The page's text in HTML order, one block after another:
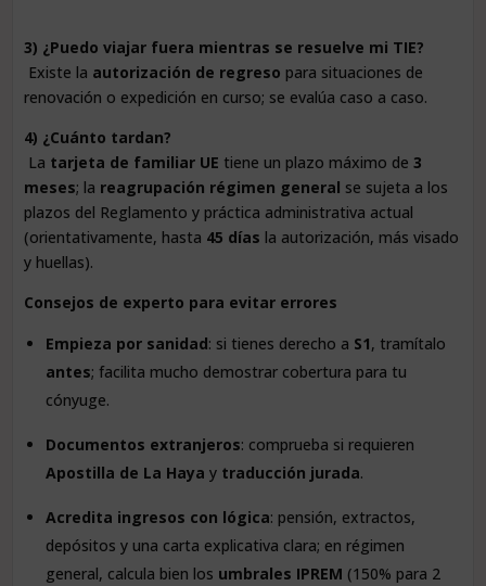
3) ¿Puedo viajar fuera mientras se resuelve mi TIE?
Existe la autorización de regreso para situaciones de
renovación o expedición en curso; se evalúa caso a caso.
4) ¿Cuánto tardan?
La tarjeta de familiar UE tiene un plazo máximo de3
meses; la reagrupación régimen general se sujeta a los
plazos del Reglamento y práctica administrativa actual
(orientativamente, hasta 45 días la autorización, más visado
y huellas).
Consejos de experto para evitar errores
Empieza por sanidad: si tienes derecho a S1, tramítalo
antes; facilita mucho demostrar cobertura para tu
cónyuge.
Documentos extranjeros: comprueba si requieren
Apostilla de La Haya y traducción jurada.
Acredita ingresos con lógica: pensión, extractos,
depósitos y una carta explicativa clara; en régimen
general, calcula bien los umbrales IPREM (150% para 2